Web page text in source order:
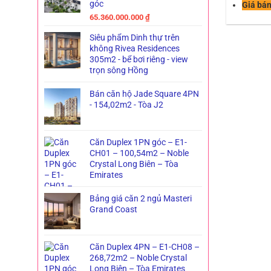
góc
65.360.000.000 ₫
Siêu phẩm Dinh thự trên
không Rivea Residences
305m2 - bể bơi riêng - view
trọn sông Hồng
Bán căn hộ Jade Square 4PN
- 154,02m2 - Tòa J2
Căn Duplex 1PN góc – E1-
CH01 – 100,54m2 – Noble
Crystal Long Biên – Tòa
Emirates
Bảng giá căn 2 ngủ Masteri
Grand Coast
Căn Duplex 4PN – E1-CH08 –
268,72m2 – Noble Crystal
Long Biên – Tòa Emirates
Giá